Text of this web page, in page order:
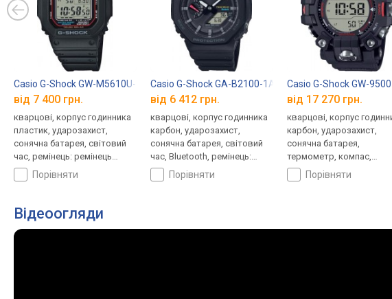
Casio G-Shock GW-M5610U-1E
від 7 400 грн.
кварцові, корпус годинника
пластик, ударозахист,
сонячна батарея, світовий
час, ремінець: ремінець
каучук, WR 200, Японія
порівняти
Casio G-Shock GA-B2100-1A
від 6 412 грн.
кварцові, корпус годинника
карбон, ударозахист,
сонячна батарея, світовий
час, Bluetooth, ремінець:
браслет пластик, WR 200,
Японія
порівняти
Casio G-Shock GW-
від 17 270 грн.
кварцові, корпус
карбон, ударозахист,
сонячна батарея,
термометр, компас,
висотомір, барометр,
світовий час, ремінець:
порівняти
Відеоогляди